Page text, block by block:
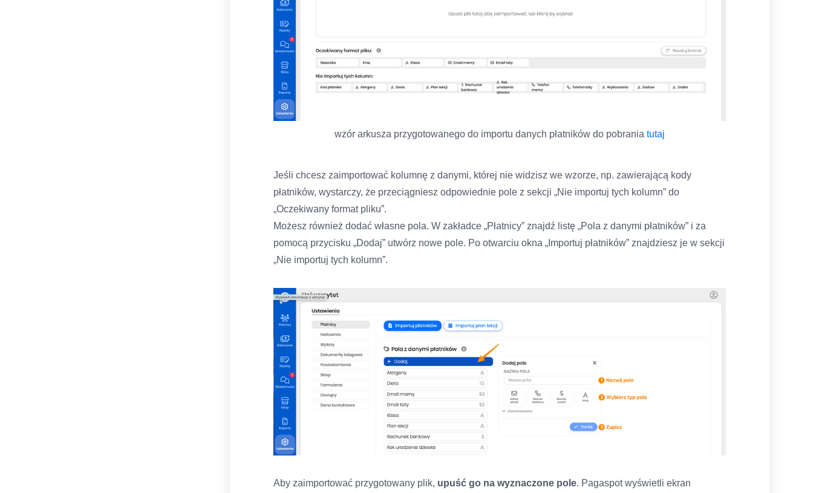
wzór arkusza przygotowanego do importu danych płatników do pobrania tutaj
Jeśli chcesz zaimportować kolumnę z danymi, której nie widzisz we wzorze, np. zawierającą kody
płatników, wystarczy, że przeciągniesz odpowiednie pole z sekcji „Nie importuj tych kolumn” do
„Oczekiwany format pliku”.
Możesz również dodać własne pola. W zakładce „Płatnicy” znajdź listę „Pola z danymi płatników” i za
pomocą przycisku „Dodaj” utwórz nowe pole. Po otwarciu okna „Importuj płatników” znajdziesz je w sekcji
„Nie importuj tych kolumn”.
Aby zaimportować przygotowany plik, upuść go na wyznaczone pole. Pagaspot wyświetli ekran